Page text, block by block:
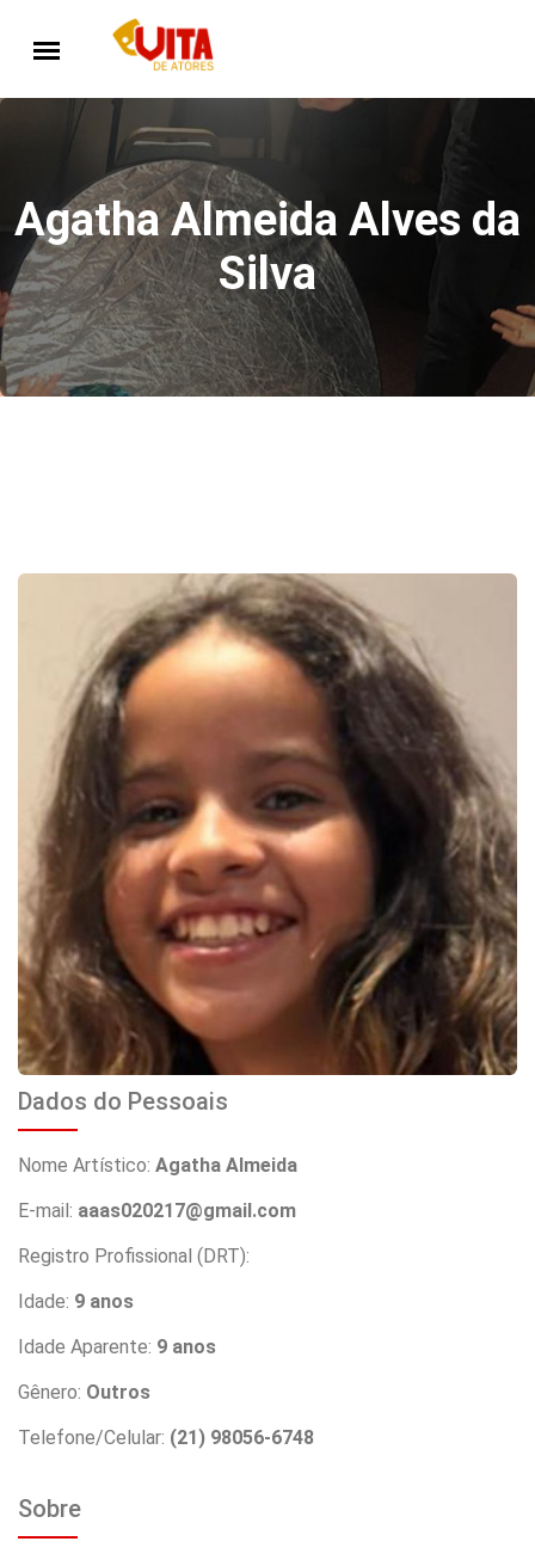
Agatha Almeida Alves da
Silva
Dados do Pessoais
Nome Artístico: Agatha Almeida
E-mail: aaas020217@gmail.com
Registro Profissional (DRT):
Idade: 9 anos
Idade Aparente: 9 anos
Gênero: Outros
Telefone/Celular: (21) 98056-6748
Sobre